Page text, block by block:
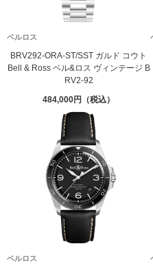
ベルロス
BRV292-ORA-ST/SST ガルド コウト
Bell & Ross ベル&ロス ヴィンテージ B
RV2-92
484,000
ベルロス